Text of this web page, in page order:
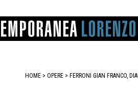
HOME > OPERE > FERRONI GIAN FRANCO,